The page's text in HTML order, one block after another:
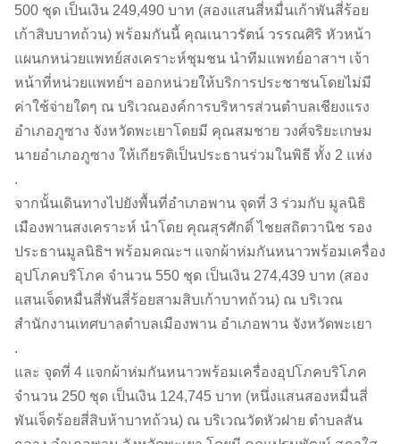
500 ชุด เป็นเงิน 249,490 บาท (สองแสนสี่หมื่นเก้าพันสี่ร้อย
เก้าสิบบาทถ้วน) พร้อมกันนี้ คุณเนาวรัตน์ วรรณศิริ หัวหน้า
แผนกหน่วยแพทย์สงเคราะห์ชุมชน นำทีมแพทย์อาสาฯ เจ้า
หน้าที่หน่วยแพทย์ฯ ออกหน่วยให้บริการประชาชนโดยไม่มี
ค่าใช้จ่ายใดๆ ณ บริเวณองค์การบริหารส่วนตำบลเชียงแรง
อำเภอภูซาง จังหวัดพะเยาโดยมี คุณสมชาย วงศ์จริยะเกษม
นายอำเภอภูซาง ให้เกียรติเป็นประธานร่วมในพิธี ทั้ง 2 แห่ง
.
จากนั้นเดินทางไปยังพื้นที่อำเภอพาน จุดที่ 3 ร่วมกับ มูลนิธิ
เมืองพานสงเคราะห์ นำโดย คุณสุรศักดิ์ ไชยสถิตวานิช รอง
ประธานมูลนิธิฯ พร้อมคณะฯ แจกผ้าห่มกันหนาวพร้อมเครื่อง
อุปโภคบริโภค จำนวน 550 ชุด เป็นเงิน 274,439 บาท (สอง
แสนเจ็ดหมื่นสี่พันสี่ร้อยสามสิบเก้าบาทถ้วน) ณ บริเวณ
สำนักงานเทศบาลตำบลเมืองพาน อำเภอพาน จังหวัดพะเยา
.
และ จุดที่ 4 แจกผ้าห่มกันหนาวพร้อมเครื่องอุปโภคบริโภค
จำนวน 250 ชุด เป็นเงิน 124,745 บาท (หนึ่งแสนสองหมื่นสี่
พันเจ็ดร้อยสี่สิบห้าบาทถ้วน) ณ บริเวณวัดหัวฝาย ตำบลสัน